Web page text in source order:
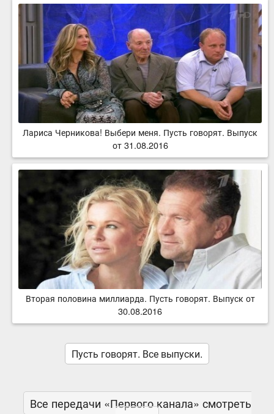
Лариса Черникова! Выбери меня. Пусть говорят. Выпуск
от 31.08.2016
Вторая половина миллиарда. Пусть говорят. Выпуск от
30.08.2016
Пусть говорят. Все выпуски.
Все передачи «Первого канала» смотреть